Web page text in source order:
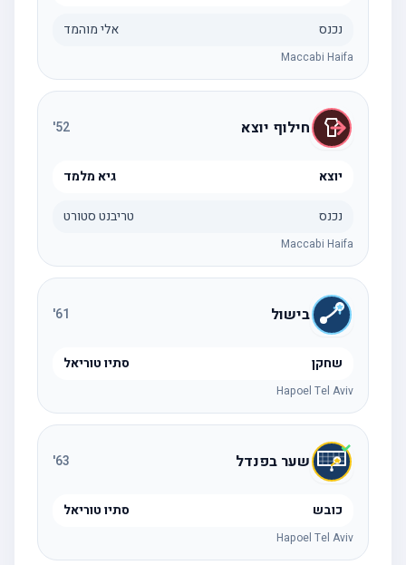
נכנס אלי מוהמד
Maccabi Haifa
חילוף יוצא 52
'
יוצא גיא מלמד
נכנס טריבנט סטורט
Maccabi Haifa
בישול 61
'
שחקן סתיו טוריאל
Hapoel Tel Aviv
שער בפנדל 63
'
כובש סתיו טוריאל
Hapoel Tel Aviv